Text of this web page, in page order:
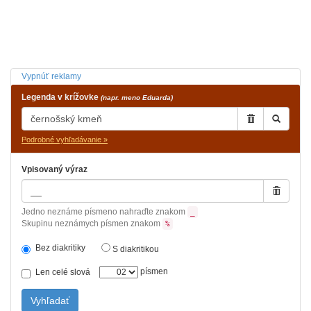
Vypnúť reklamy
Legenda v krížovke (napr. meno Eduarda)
Podrobné vyhľadávanie »
Vpisovaný výraz
Jedno neznáme písmeno nahraďte znakom
Skupinu neznámych písmen znakom %
Bez diakritiky S diakritikou
Len celé slová písmen
Vyhľadať